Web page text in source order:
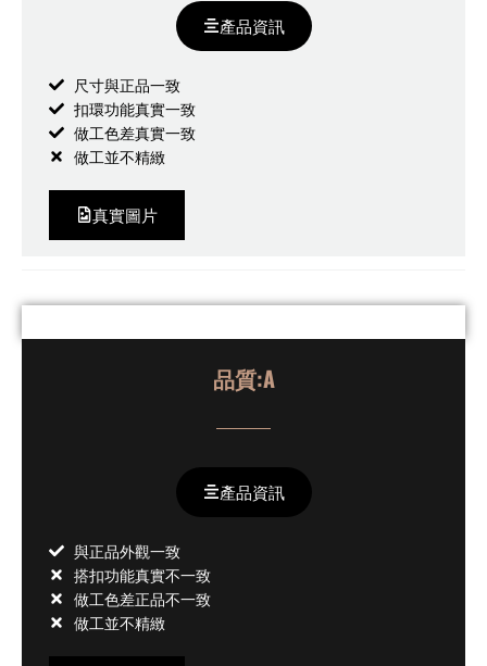
產品資訊
尺寸與正品一致
扣環功能真實一致
做工色差真實一致
做工並不精緻
真實圖片
品質:A
產品資訊
與正品外觀一致
搭扣功能真實不一致
做工色差正品不一致
做工並不精緻